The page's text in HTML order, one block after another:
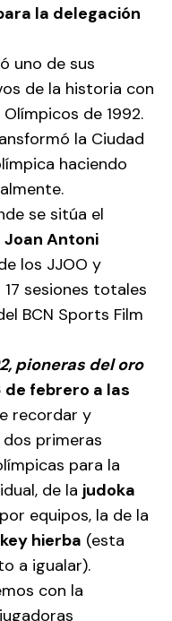
la delegación
uno de sus
de la historia con
de 1992.
la Ciudad
haciendo
se sitúa el
Joan Antoni
los JJOO y
sesiones totales
BCN Sports Film
pioneras del oro
de febrero a las
recordar y
primeras
para la
de la judoka
equipos, la de la
hierba (esta
a igualar).
con la